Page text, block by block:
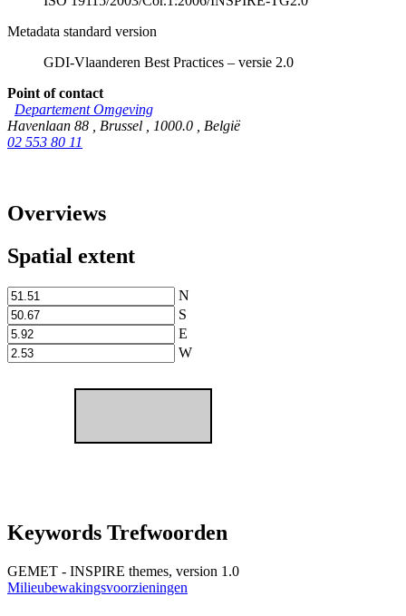
Metadata standard version
GDI-Vlaanderen Best Practices – versie 2.0
Point of contact
Departement Omgeving
Havenlaan 88
Brussel 1000.0
België
02 553 80 11
Overviews
Spatial extent
N
S
E
W
Keywords Trefwoorden
GEMET - INSPIRE themes, version 1.0
Milieubewakingsvoorzieningen